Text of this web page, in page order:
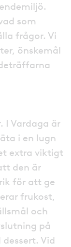
som
frågor. Vi
önskemål
I Vardaga är
i en lugn
extra viktigt
den är
för att ge
frukost,
och
på
Vid